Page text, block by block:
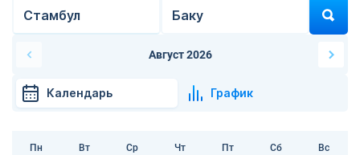
Август 2026
Календарь График
Пн Вт Ср Чт Пт Сб Вс